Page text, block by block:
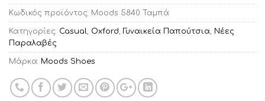
Κωδικός προϊόντος: Moods 5840 Ταμπά
Κατηγορίες: Casual, Oxford, Γυναικεία Παπούτσια, Νέες
Παραλαβές
Μάρκα: Moods Shoes